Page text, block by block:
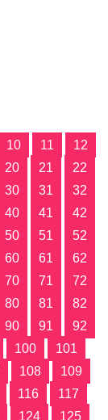
10 11
12
20 21
22
30 31
32
40 41
42
50 51
52
60 61
62
70 71
72
80 81
82
90 91
92
100
101
108
109
116
117
124
125